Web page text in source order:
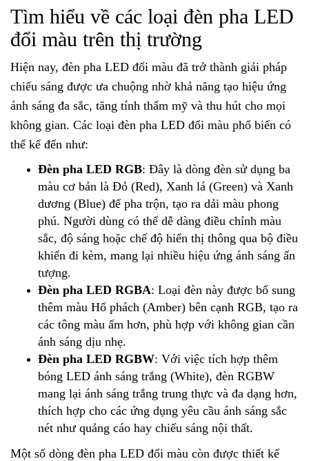
Tìm hiểu về các loại đèn pha LED
đổi màu trên thị trường
Hiện nay, đèn pha LED đổi màu đã trở thành giải pháp
chiếu sáng được ưa chuộng nhờ khả năng tạo hiệu ứng
ánh sáng đa sắc, tăng tính thẩm mỹ và thu hút cho mọi
không gian. Các loại đèn pha LED đổi màu phổ biến có
thể kể đến như:
Đèn pha LED RGB: Đây là dòng đèn sử dụng ba
màu cơ bản là Đỏ (Red), Xanh lá (Green) và Xanh
dương (Blue) để pha trộn, tạo ra dải màu phong
phú. Người dùng có thể dễ dàng điều chỉnh màu
sắc, độ sáng hoặc chế độ hiển thị thông qua bộ điều
khiển đi kèm, mang lại nhiều hiệu ứng ánh sáng ấn
tượng.
Đèn pha LED RGBA: Loại đèn này được bổ sung
thêm màu Hổ phách (Amber) bên cạnh RGB, tạo ra
các tông màu ấm hơn, phù hợp với không gian cần
ánh sáng dịu nhẹ.
Đèn pha LED RGBW: Với việc tích hợp thêm
bóng LED ánh sáng trắng (White), đèn RGBW
mang lại ánh sáng trắng trung thực và đa dạng hơn,
thích hợp cho các ứng dụng yêu cầu ánh sáng sắc
nét như quảng cáo hay chiếu sáng nội thất.
Một số dòng đèn pha LED đổi màu còn được thiết kế